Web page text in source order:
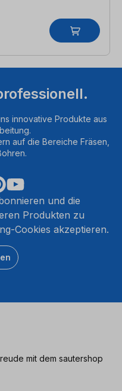
innovative Produkte aus
auf die Bereiche Fräsen,
und die
Produkten zu
Cookies akzeptieren.
mit dem sautershop